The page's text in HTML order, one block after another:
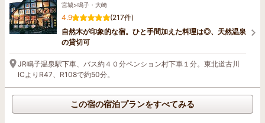
宮城>鳴子・大崎
4.9
(217件)
自然木が印象的な宿。ひと手間加えた料理は◎、天然温泉
の貸切可
JR鳴子温泉駅下車、バス約４０分ペンション村下車１分。東北道古川
ICよりR47、R108で約50分。
この宿の宿泊プランをすべてみる